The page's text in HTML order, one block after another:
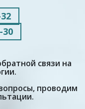
30
связи на
проводим